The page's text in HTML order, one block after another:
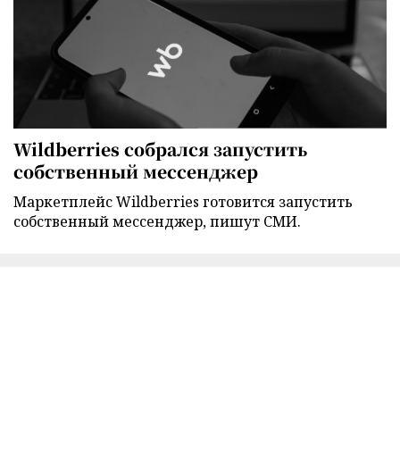
Wildberries собрался запустить
собственный мессенджер
Маркетплейс Wildberries готовится запустить
собственный мессенджер, пишут СМИ.